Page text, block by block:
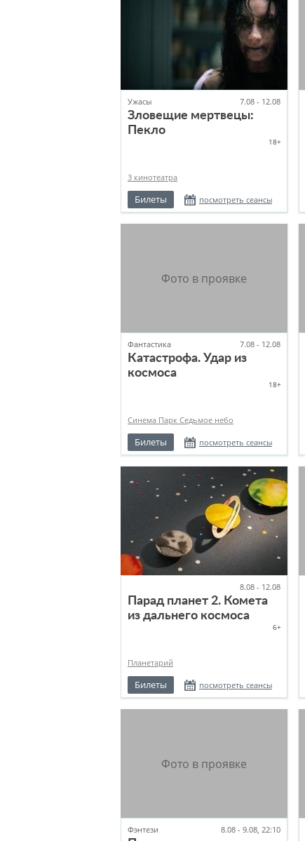
Ужасы 7.08 - 12.08
Зловещие мертвецы:
Пекло
18+
3 кинотеатра
Билеты посмотреть сеансы
Фантастика 7.08 - 12.08
Катастрофа. Удар из
космоса
18+
Синема Парк Седьмое небо
Билеты посмотреть сеансы
8.08 - 12.08
Парад планет 2. Комета
из дальнего космоса
6+
Планетарий
Билеты посмотреть сеансы
Фэнтези 8.08 - 9.08, 22:10